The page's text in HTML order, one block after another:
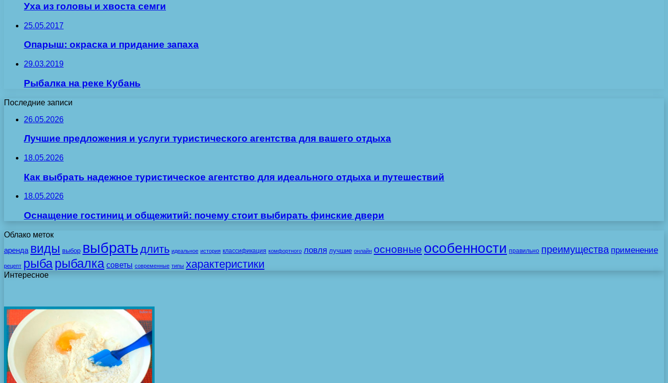
Уха из головы и хвоста семги
25.05.2017
Опарыш: окраска и придание запаха
29.03.2019
Рыбалка на реке Кубань
Последние записи
26.05.2026
Лучшие предложения и услуги туристического агентства для вашего отдыха
18.05.2026
Как выбрать надежное туристическое агентство для идеального отдыха и путешествий
18.05.2026
Оснащение гостиниц и общежитий: почему стоит выбирать финские двери
Облако меток
аренда виды выбор выбрать длить идеальное история классификация комфортного ловля лучшие онлайн основные особенности правильно преимущества применение
рецепт рыбарыбалка советы современные типы характеристики
Интересное